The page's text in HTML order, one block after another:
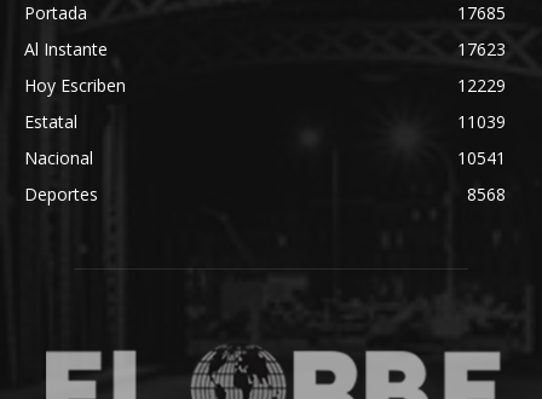
Portada
17685
Al Instante
17623
Hoy Escriben
12229
Estatal
11039
Nacional
10541
Deportes
8568